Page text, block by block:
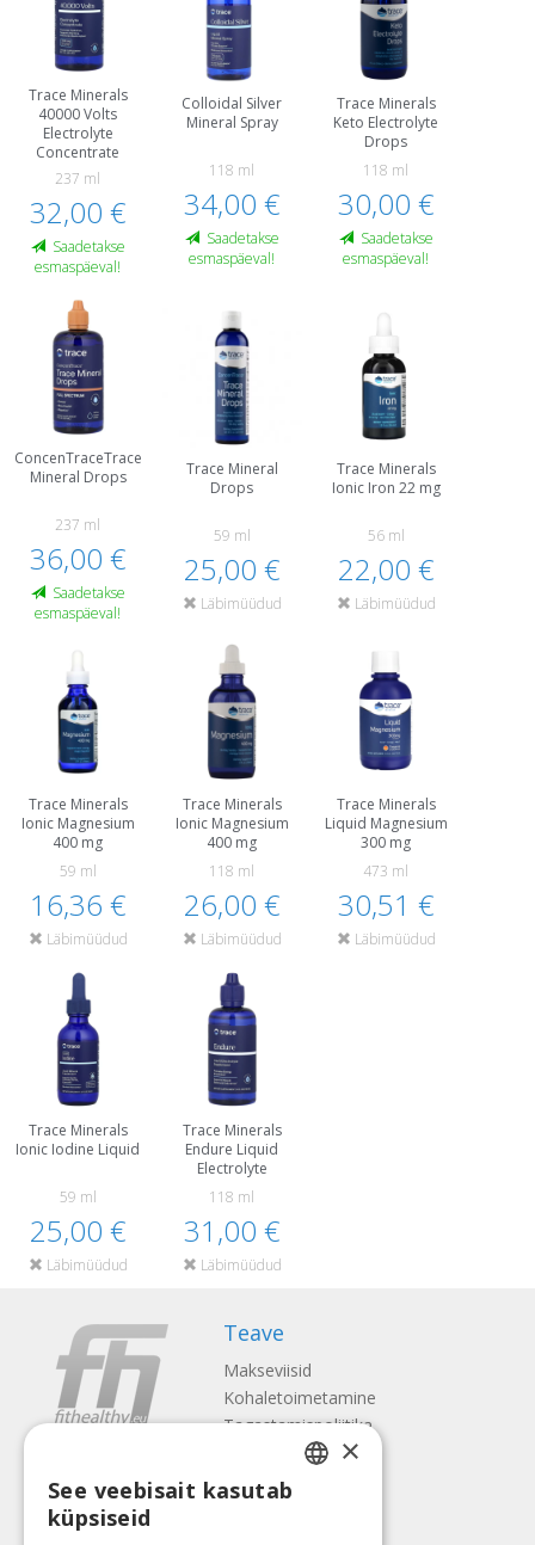
Trace Minerals
40000 Volts
Electrolyte
Concentrate
237 ml
32,00 €
Saadetakse
esmaspäeval!
Colloidal Silver
Mineral Spray
118 ml
34,00 €
Saadetakse
esmaspäeval!
Trace Minerals
Keto Electrolyte
Drops
118 ml
30,00 €
Saadetakse
esmaspäeval!
ConcenTraceTrace
Mineral Drops
237 ml
36,00 €
Saadetakse
esmaspäeval!
Trace Mineral
Drops
59 ml
25,00 €
Läbimüüdud
Trace Minerals
Ionic Iron 22 mg
56 ml
22,00 €
Läbimüüdud
Trace Minerals
Ionic Magnesium
400 mg
59 ml
16,36 €
Läbimüüdud
Trace Minerals
Ionic Magnesium
400 mg
118 ml
26,00 €
Läbimüüdud
Trace Minerals
Liquid Magnesium
300 mg
473 ml
30,51 €
Läbimüüdud
Trace Minerals
Ionic Iodine Liquid
59 ml
25,00 €
Läbimüüdud
Trace Minerals
Endure Liquid
Electrolyte
118 ml
31,00 €
Läbimüüdud
Teave
Makseviisid
Kohaletoimetamine
Tagastamispoliitika
KontaktidLATVIAN
×
See veebisait kasutab
küpsiseid